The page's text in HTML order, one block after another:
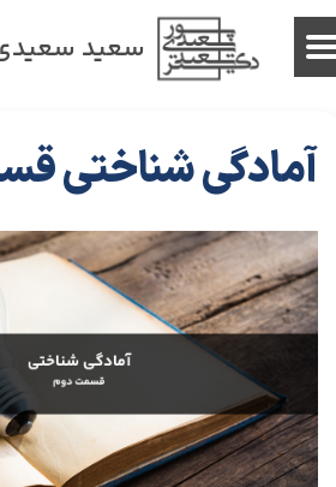
سعید
آمادگی شناختی